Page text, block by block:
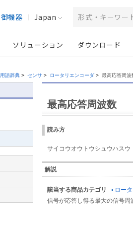
機器 Japan
ソリューション ダウンロード
語辞典 > センサ > ロータリエンコーダ > 最高応答周波
最高応答周波数
読み方
サイコウオウトウシュウハスウ
解説
該当する商品カテゴリ
ロー
信号が応答し得る最大の信号周